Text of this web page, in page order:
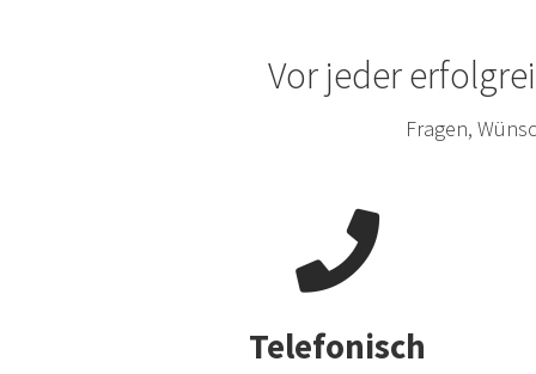
Vor jeder
Fragen,
Telefonisch